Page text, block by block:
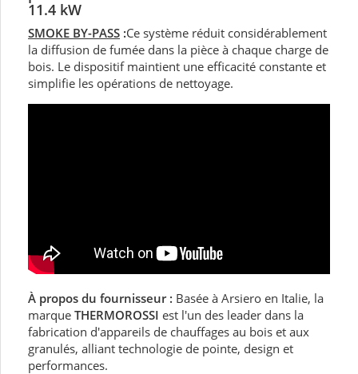
11.4 kW
SMOKE BY-PASS :Ce système réduit considérablement
la diffusion de fumée dans la pièce à chaque charge de
bois. Le dispositif maintient une efficacité constante et
simplifie les opérations de nettoyage.
À propos du fournisseur : Basée à Arsiero en Italie, la
marque THERMOROSSI est l'un des leader dans la
fabrication d'appareils de chauffages au bois et aux
granulés, alliant technologie de pointe, design et
performances.